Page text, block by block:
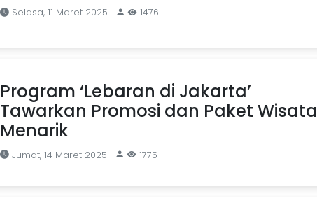
Selasa, 11 Maret 2025 1476
Program ‘Lebaran di Jakarta’
Tawarkan Promosi dan Paket Wisata
Menarik
Jumat, 14 Maret 2025 1775